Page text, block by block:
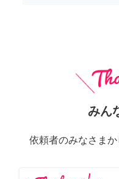
みん
依頼者のみなさま